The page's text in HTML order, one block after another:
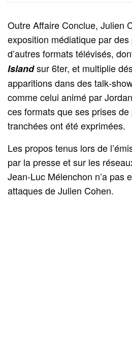
Outre Affaire Conclue, Julien
exposition médiatique par
d’autres formats télévisés,
Islandsur 6ter, et multiplie
apparitions dans des
comme celui animé par
ces formats que ses prises
tranchées ont été exprimées.
Les propos tenus lors de
par la presse et sur les
Jean‑Luc Mélenchon n’a pas
attaques de Julien Cohen.